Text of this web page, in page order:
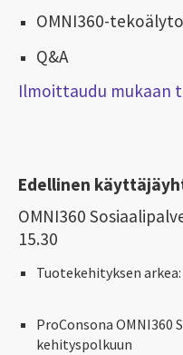
OMNI360-
Q&A
Ilmoittaudu mukaan
Edellinen
OMNI360
15.30
Tuotekehityksen
ProConsona OMNI360
kehityspolkuun